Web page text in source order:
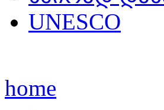
UNESCO
home